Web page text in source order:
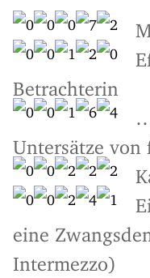
Betrachterin
Untersätze von
eine
Intermezzo)